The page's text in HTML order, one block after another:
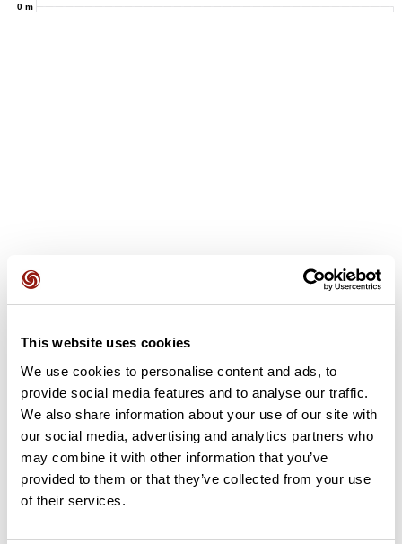
This website uses cookies
We use cookies to personalise content and ads, to
provide social media features and to analyse our traffic.
We also share information about your use of our site with
our social media, advertising and analytics partners who
may combine it with other information that you’ve
provided to them or that they’ve collected from your use
of their services.
0 m
completado? ¡Deja la primera opinión!
Añadir una opinión
Resumen